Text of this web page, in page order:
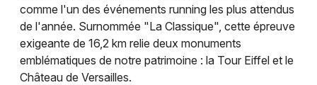
comme l'un des événements running les plus attendus
de l'année. Surnommée "La Classique", cette épreuve
exigeante de 16,2 km relie deux monuments
emblématiques de notre patrimoine : la Tour Eiffel et le
Château de Versailles.